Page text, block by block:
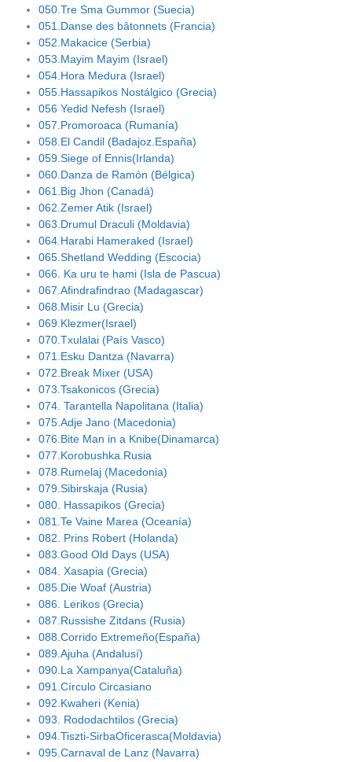
050.Tre Sma Gummor (Suecia)
051.Danse des bâtonnets (Francia)
052.Makacice (Serbia)
053.Mayim Mayim (Israel)
054.Hora Medura (Israel)
055.Hassapikos Nostálgico (Grecia)
056 Yedid Nefesh (Israel)
057.Promoroaca (Rumanía)
058.El Candil (Badajoz.España)
059.Siege of Ennis(Irlanda)
060.Danza de Ramón (Bélgica)
061.Big Jhon (Canadá)
062.Zemer Atik (Israel)
063.Drumul Draculi (Moldavia)
064.Harabi Hameraked (Israel)
065.Shetland Wedding (Escocia)
066. Ka uru te hami (Isla de Pascua)
067.Afindrafindrao (Madagascar)
068.Misir Lu (Grecia)
069.Klezmer(Israel)
070.Txulalai (País Vasco)
071.Esku Dantza (Navarra)
072.Break Mixer (USA)
073.Tsakonicos (Grecia)
074. Tarantella Napolitana (Italia)
075.Adje Jano (Macedonia)
076.Bite Man in a Knibe(Dinamarca)
077.Korobushka.Rusia
078.Rumelaj (Macedonia)
079.Sibirskaja (Rusia)
080. Hassapikos (Grecia)
081.Te Vaine Marea (Oceanía)
082. Prins Robert (Holanda)
083.Good Old Days (USA)
084. Xasapia (Grecia)
085.Die Woaf (Austria)
086. Lerikos (Grecia)
087.Russishe Zitdans (Rusia)
088.Corrido Extremeño(España)
089.Ajuha (Andalusí)
090.La Xampanya(Cataluña)
091.Círculo Circasiano
092.Kwaheri (Kenia)
093. Rododachtilos (Grecia)
094.Tiszti-SirbaOficerasca(Moldavia)
095.Carnaval de Lanz (Navarra)